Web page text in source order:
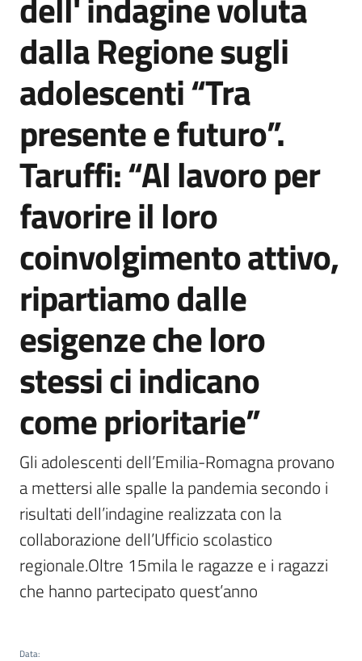
dalla Regione sugli
adolescenti “Tra
presente e futuro”.
Taruffi: “Al lavoro per
favorire il loro
coinvolgimento attivo,
ripartiamo dalle
esigenze che loro
stessi ci indicano
come prioritarie”
Gli adolescenti dell’Emilia-Romagna provano
a mettersi alle spalle la pandemia secondo i
risultati dell’indagine realizzata con la
collaborazione dell’Ufficio scolastico
regionale.Oltre 15mila le ragazze e i ragazzi
che hanno partecipato quest’anno
Data: